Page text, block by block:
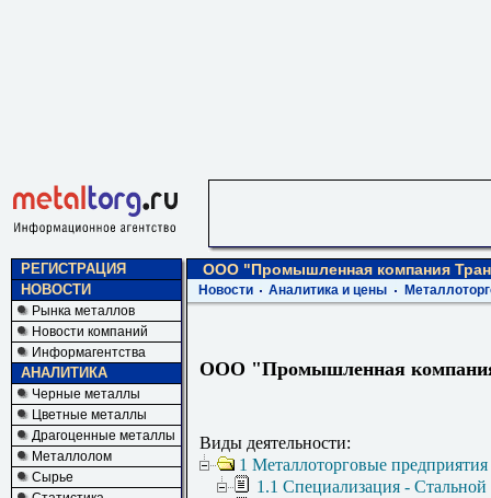
РЕГИСТРАЦИЯ
НОВОСТИ
Рынка металлов
Новости компаний
Информагентства
АНАЛИТИКА
Черные металлы
Цветные металлы
Драгоценные металлы
Металлолом
Сырье
ООО "Промышленная компания
Новости Аналитика и цены
ООО "Промышленная
Виды деятельности:
1 Металлоторговые
1.1 Специализация - Стальной